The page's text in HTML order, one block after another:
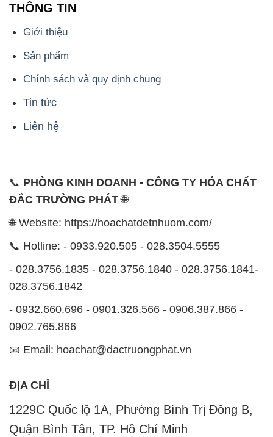
THÔNG TIN
Giới thiệu
Sản phẩm
Chính sách và quy định chung
Tin tức
Liên hệ
📞 PHÒNG KINH DOANH - CÔNG TY HÓA CHẤT
ĐẮC TRƯỜNG PHÁT🌐
🌐 Website: https://hoachatdetnhuom.com/
📞 Hotline: - 0933.920.505 - 028.3504.5555
- 028.3756.1835 - 028.3756.1840 - 028.3756.1841-
028.3756.1842
- 0932.660.696 - 0901.326.566 - 0906.387.866 -
0902.765.866
📧 Email: hoachat@dactruongphat.vn
ĐỊA CHỈ
1229C Quốc lộ 1A, Phường Bình Trị Đông B,
Quận Bình Tân, TP. Hồ Chí Minh